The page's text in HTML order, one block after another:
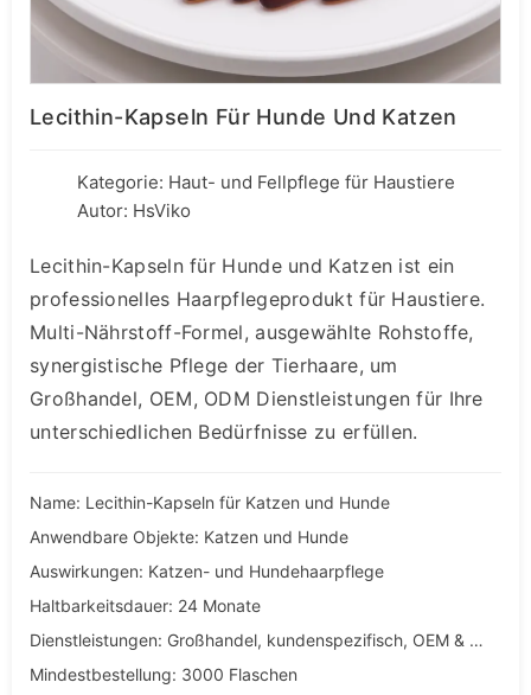
Lecithin-Kapseln Für Hunde Und Katzen
Kategorie: Haut- und Fellpflege für Haustiere
Autor: HsViko
Lecithin-Kapseln für Hunde und Katzen ist ein
professionelles Haarpflegeprodukt für Haustiere.
Multi-Nährstoff-Formel, ausgewählte Rohstoffe,
synergistische Pflege der Tierhaare, um
Großhandel, OEM, ODM Dienstleistungen für Ihre
unterschiedlichen Bedürfnisse zu erfüllen.
Name: Lecithin-Kapseln für Katzen und Hunde
Anwendbare Objekte: Katzen und Hunde
Auswirkungen: Katzen- und Hundehaarpflege
Haltbarkeitsdauer: 24 Monate
Dienstleistungen: Großhandel, kundenspezifisch, OEM & ODM
Mindestbestellung: 3000 Flaschen